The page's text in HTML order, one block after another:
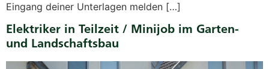
Eingang deiner Unterlagen melden […]
Elektriker in Teilzeit / Minijob im Garten-
und Landschaftsbau